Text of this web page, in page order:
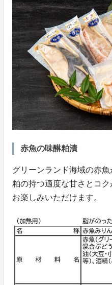
赤魚の味醂粕漬
グリーンランド海域の赤
粕の持つ適度な甘さとコ
お楽しみいただけます。